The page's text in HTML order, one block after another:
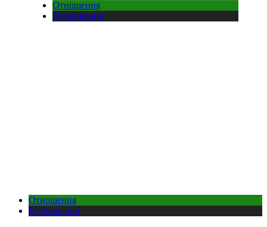
Отношения
Публикации
Отношения
Публикации